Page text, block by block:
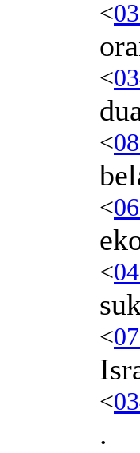
<
<
<
<
<
<
<
.